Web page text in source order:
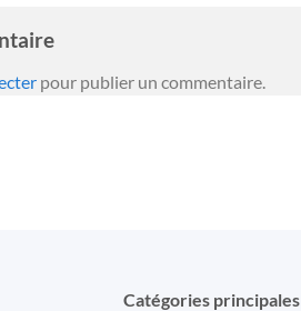
pour publier un commentaire.
Catégories principales